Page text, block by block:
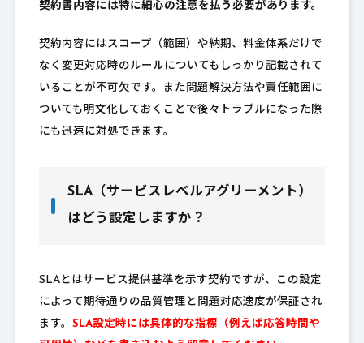
契約書内容には特に細心の注意を払う必要があります。
契約内容にはスコープ（範囲）や納期、料金体系だけで
なく変更対応時のルールについてもしっかり記載されて
いることが不可欠です。また問題解決方法や責任範囲に
ついても明文化しておくことで後々トラブルになった際
にも迅速に対処できます。
SLA（サービスレベルアグリーメント）
はどう設定しますか？
SLAとはサービス提供基準を示す契約ですが、この設定
によって期待通りの品質管理と問題対応速度が保証され
ます。 SLA設定時には具体的な指標（例えば応答時間や